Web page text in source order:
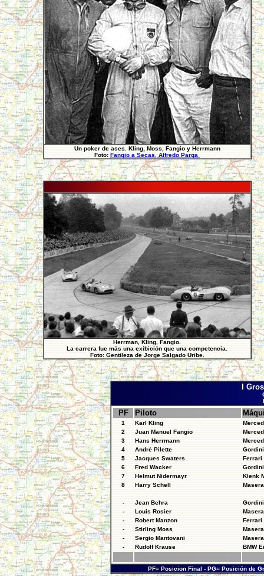
Un poker de ases. Kling, Moss, Fangio y Herrmann
Foto: Fangio a Secas Alfredo Parga
Herrman, Kling, Fangio.
La carrera fue más una exibición que una competencia.
Foto: Gentileza de Jorge Salgado Uribe.
I
PF Piloto
1 Karl Kling
2
Juan Manuel Fangio
3
Hans Herrmann
4
André Pilette
5
Jacques Swaters
Ferrari
6
Fred Wacker
7
Helmut Nidermayr
Klenk
8
Harry Schell
- Jean Behra
-
Louis Rosier
-
Robert Manzon
Ferrari
-
Stirling Moss
-
Sergio Mantovani
-
Rudolf Krause BMW
PF= Posicion Final - PG= Posición de